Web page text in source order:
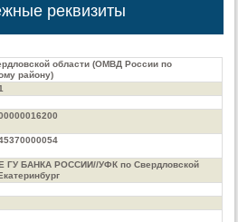
реквизиты
области (ОМВД России по
району)
ГУ БАНКА РОССИИ//УФК по Свердловской